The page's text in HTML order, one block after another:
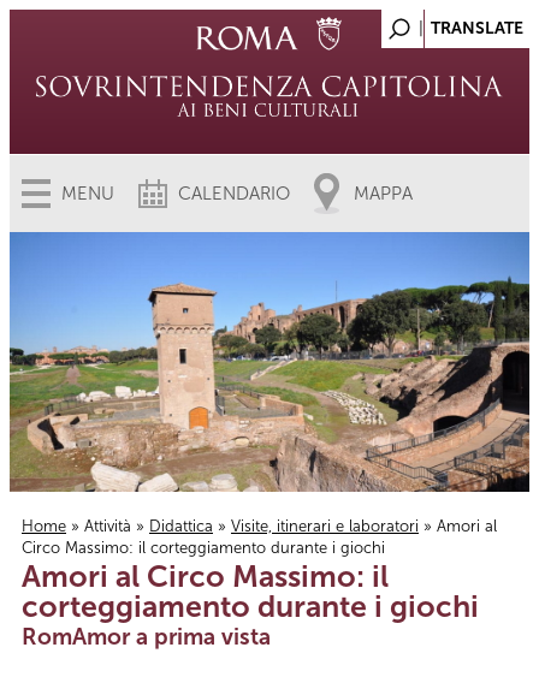
MENU CALENDARIO MAPPA
Tu sei qui
Home » Attività » Didattica » Visite, itinerari e laboratori » Amori al
Circo Massimo: il corteggiamento durante i giochi
Amori al Circo Massimo: il
corteggiamento durante i giochi
RomAmor a prima vista